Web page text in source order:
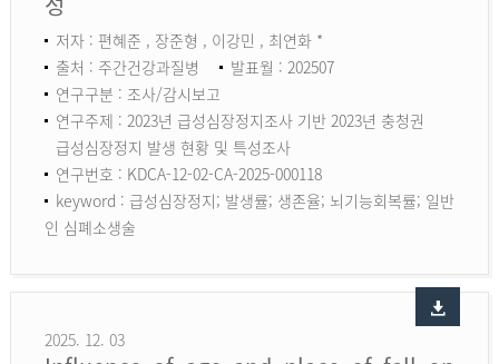
저자 : 편혜준 , 장준형 , 이강민 , 최연화 *
출처 : 주간건강과질병
발표월 : 202507
연구구분 : 조사/감시보고
연구주제 : 2023년 급성심장정지조사 기반 2023년 충청권
급성심장정지 발생 현황 및 특성조사
연구번호 : KDCA-12-02-CA-2025-000118
keyword : 급성심장정지; 발생률; 생존율; 뇌기능회복률; 일반
인 심폐소생술
2025. 12. 03